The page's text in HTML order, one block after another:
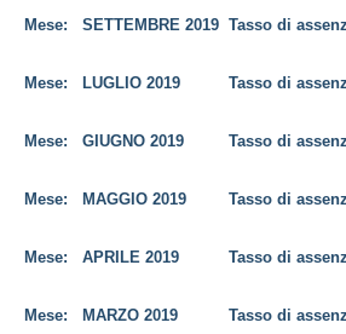
Mese: SETTEMBRE 2019 Tasso di
Mese: LUGLIO 2019 Tasso di
Mese: GIUGNO 2019 Tasso di
Mese: MAGGIO 2019 Tasso di
Mese: APRILE 2019 Tasso di
Mese: MARZO 2019 Tasso di